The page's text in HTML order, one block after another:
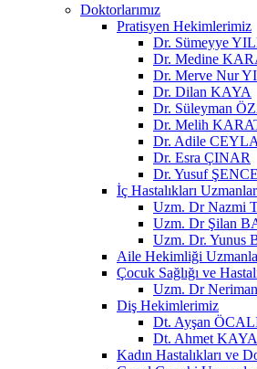
Doktorlarımız
Pratisyen Hekimlerimiz
Dr. Sümeyye
Dr. Medine
Dr. Merve Nur
Dr. Dilan KAYA
Dr. Süleyman
Dr. Melih
Dr. Adile
Dr. Esra ÇINAR
Dr. Yusuf
İç Hastalıkları
Uzm. Dr Nazmi
Uzm. Dr Şilan
Uzm. Dr. Yunus
Aile Hekimliği
Çocuk Sağlığı ve
Uzm. Dr
Diş Hekimlerimiz
Dt. Ayşan
Dt. Ahmet KAYA
Kadın Hastalıkları ve